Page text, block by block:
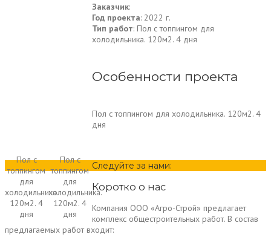
Пол с
топпингом
для
холодильника.
120м2. 4
дня
Пол с
топпингом
для
холодильника.
120м2. 4
дня
Заказчик:
Год проекта: 2022 г.
Тип работ: Пол с топпингом для
холодильника. 120м2. 4 дня
Особенности проекта
Пол с топпингом для холодильника. 120м2. 4
дня
Следуйте за нами:
Коротко о нас
Компания ООО «Агро-Строй» предлагает
комплекс общестроительных работ. В состав
предлагаемых работ входит: